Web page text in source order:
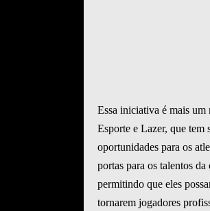
Essa iniciativa é mais um
Esporte e Lazer, que tem
oportunidades para os
portas para os talentos
permitindo que eles
tornarem jogadores